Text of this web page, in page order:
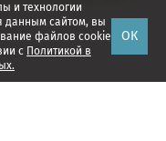
и технологии
данным сайтом, вы
файлов cookie
с Политикой в
ОК